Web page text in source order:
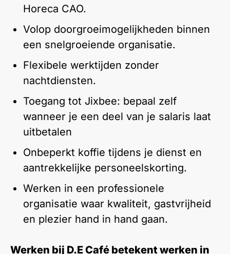
Horeca CAO.
Volop doorgroeimogelijkheden binnen
een snelgroeiende organisatie.
Flexibele werktijden zonder
nachtdiensten.
Toegang tot Jixbee: bepaal zelf
wanneer je een deel van je salaris laat
uitbetalen
Onbeperkt koffie tijdens je dienst en
aantrekkelijke personeelskorting.
Werken in een professionele
organisatie waar kwaliteit, gastvrijheid
en plezier hand in hand gaan.
Werken bij D.E Café betekent werken in